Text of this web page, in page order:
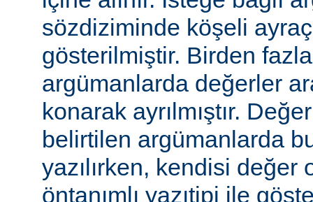
sözdiziminde köşeli
gösterilmiştir. Birden
argümanlarda değerler
konarak ayrılmıştır.
belirtilen argümanlarda
yazılırken, kendisi değer
öntanımlı yazıtipi ile